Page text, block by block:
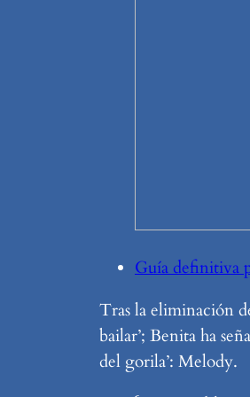
Guía definitiva
Tras la eliminación
bailar’; Benita ha
del gorila’: Melody.